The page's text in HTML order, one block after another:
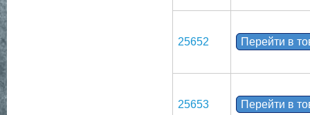
25652 Перейти в
25653 Перейти в